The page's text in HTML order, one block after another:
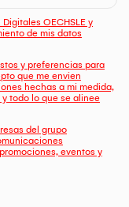
OECHSLE y
de mis datos
y preferencias para
que me envien
hechas a mi medida,
todo lo que se alinee
del grupo
eventos y